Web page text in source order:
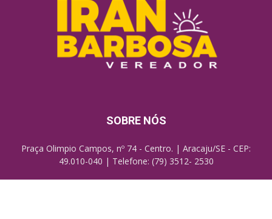
SOBRE NÓS
Praça Olimpio Campos, nº 74 - Centro. | Aracaju/SE - CEP:
49.010-040 | Telefone: (79) 3512- 2530